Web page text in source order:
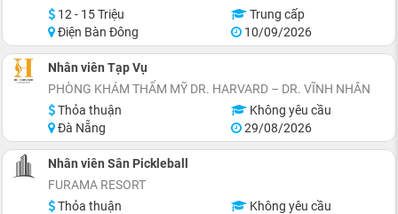
12 - 15 Triệu
Trung cấp
Điện Bàn Đông
10/09/2026
Nhân viên Tạp Vụ
PHÒNG KHÁM THẨM MỸ DR. HARVARD – DR. VĨNH NHÂN
Thỏa thuận
Không yêu cầu
Đà Nẵng
29/08/2026
Nhân viên Sân Pickleball
FURAMA RESORT
Thỏa thuận
Không yêu cầu